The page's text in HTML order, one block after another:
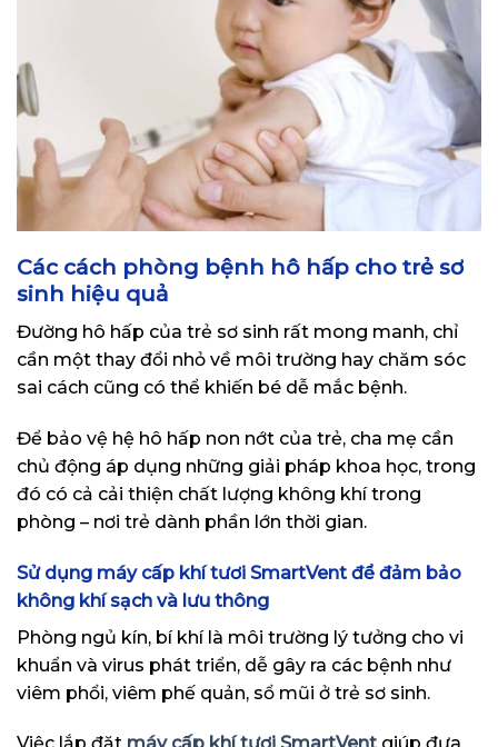
Các cách phòng bệnh hô hấp cho trẻ sơ
sinh hiệu quả
Đường hô hấp của trẻ sơ sinh rất mong manh, chỉ
cần một thay đổi nhỏ về môi trường hay chăm sóc
sai cách cũng có thể khiến bé dễ mắc bệnh.
Để bảo vệ hệ hô hấp non nớt của trẻ, cha mẹ cần
chủ động áp dụng những giải pháp khoa học, trong
đó có cả cải thiện chất lượng không khí trong
phòng – nơi trẻ dành phần lớn thời gian.
Sử dụng máy cấp khí tươi SmartVent để đảm bảo
không khí sạch và lưu thông
Phòng ngủ kín, bí khí là môi trường lý tưởng cho vi
khuẩn và virus phát triển, dễ gây ra các bệnh như
viêm phổi, viêm phế quản, sổ mũi ở trẻ sơ sinh.